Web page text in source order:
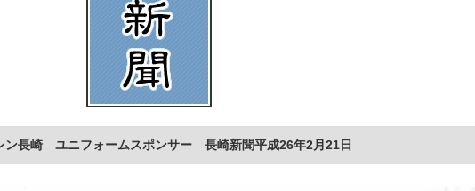
ン長崎 ユニフォームスポンサー 長崎新聞平成26年2月21日